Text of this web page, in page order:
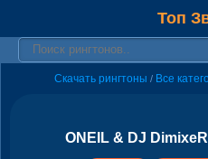
Топ
Скачать рингтоны / Все
ONEIL & DJ